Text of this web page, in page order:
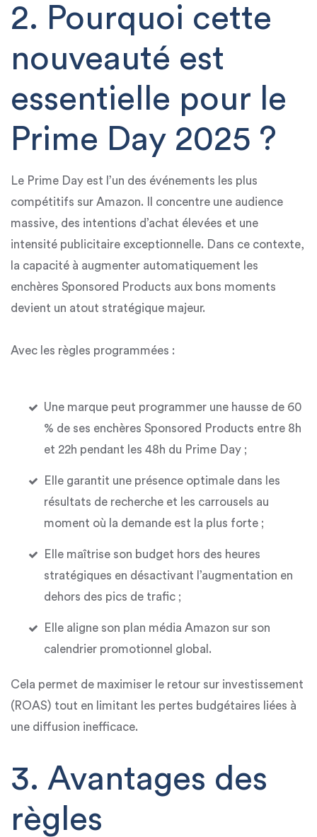
2. Pourquoi cette
nouveauté est
essentielle pour le
Prime Day 2025 ?
Le Prime Day est l’un des événements les plus
compétitifs sur Amazon. Il concentre une audience
massive, des intentions d’achat élevées et une
intensité publicitaire exceptionnelle. Dans ce contexte,
la capacité à augmenter automatiquement les
enchères Sponsored Products aux bons moments
devient un atout stratégique majeur.
Avec les règles programmées :
Une marque peut programmer une hausse de 60
% de ses enchères Sponsored Products entre 8h
et 22h pendant les 48h du Prime Day ;
Elle garantit une présence optimale dans les
résultats de recherche et les carrousels au
moment où la demande est la plus forte ;
Elle maîtrise son budget hors des heures
stratégiques en désactivant l’augmentation en
dehors des pics de trafic ;
Elle aligne son plan média Amazon sur son
calendrier promotionnel global .
Cela permet de maximiser le retour sur investissement
(ROAS) tout en limitant les pertes budgétaires liées à
une diffusion inefficace.
3. Avantages des
règles